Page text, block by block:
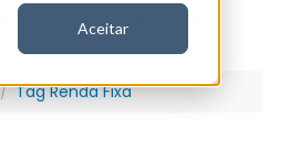
Aceitar
ESSENCIAIS PREMIUM
Tag Renda Fixa